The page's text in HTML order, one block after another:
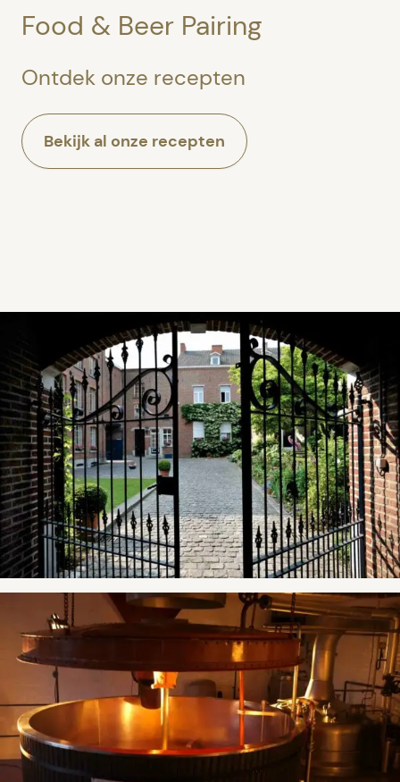
Food & Beer Pairing
Ontdek onze recepten
Bekijk al onze recepten